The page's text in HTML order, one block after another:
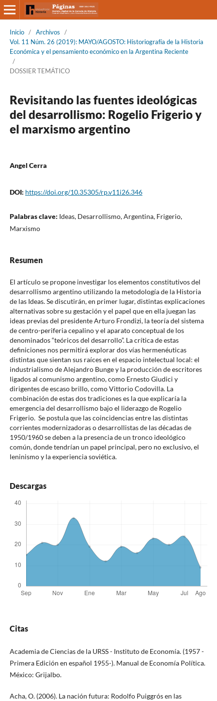
Inicio / Archivos
/
Vol. 11 Núm. 26 (2019): MAYO/AGOSTO: Historiografía de la Historia
Económica y el pensamiento económico en la Argentina Reciente
/
DOSSIER TEMÁTICO
Revisitando las fuentes ideológicas
del desarrollismo: Rogelio Frigerio y
el marxismo argentino
Angel Cerra
DOI: https://doi.org/10.35305/rp.v11i26.346
Palabras clave: Ideas, Desarrollismo, Argentina, Frigerio,
Marxismo
Resumen
El artículo se propone investigar los elementos constitutivos del
desarrollismo argentino utilizando la metodología de la Historia
de las Ideas. Se discutirán, en primer lugar, distintas explicaciones
alternativas sobre su gestación y el papel que en ella juegan las
ideas previas del presidente Arturo Frondizi, la teoría del sistema
de centro-periferia cepalino y el aparato conceptual de los
denominados “teóricos del desarrollo”. La crítica de estas
definiciones nos permitirá explorar dos vías hermenéuticas
distintas que sientan sus raíces en el espacio intelectual local: el
industrialismo de Alejandro Bunge y la producción de escritores
ligados al comunismo argentino, como Ernesto Giudici y
dirigentes de escaso brillo, como Vittorio Codovilla. La
combinación de estas dos tradiciones es la que explicaría la
emergencia del desarrollismo bajo el liderazgo de Rogelio
Frigerio. Se postula que las coincidencias entre las distintas
corrientes modernizadoras o desarrollistas de las décadas de
1950/1960 se deben a la presencia de un tronco ideológico
común, donde tendrían un papel principal, pero no exclusivo, el
leninismo y la experiencia soviética.
Descargas
Citas
Academia de Ciencias de la URSS - Instituto de Economía. (1957 -
Primera Edición en español 1955-). Manual de Economía Política.
México: Grijalbo.
Acha, O. (2006). La nación futura: Rodolfo Puiggrós en las